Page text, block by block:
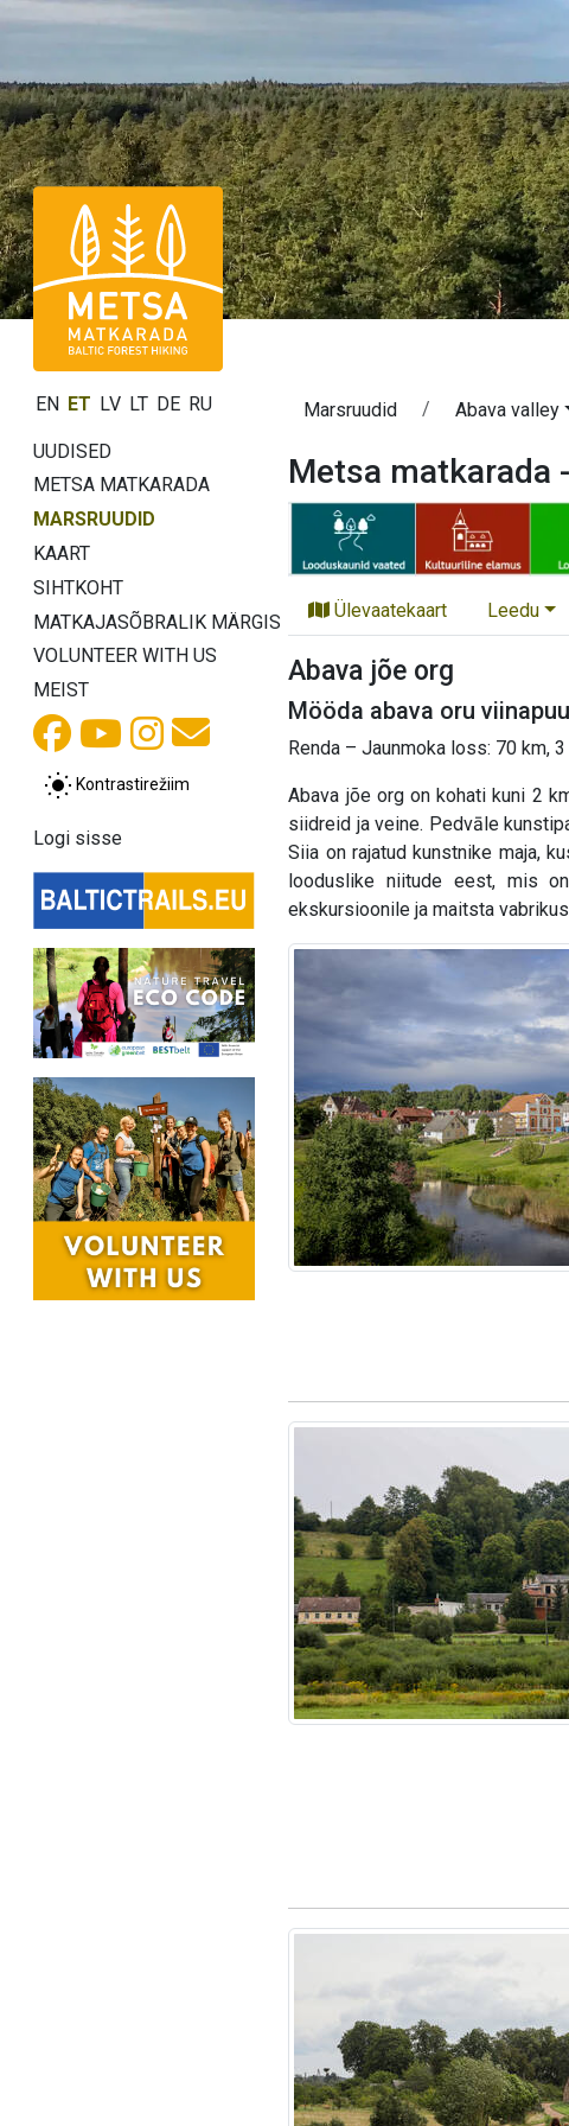
EN ET LV LT DE RU
UUDISED
METSA MATKARADA
MARSRUUDID
KAART
SIHTKOHT
MATKAJASÕBRALIK MÄRGIS
VOLUNTEER WITH US
MEIST
Kontrastirežiim
Logi sisse
Marsruudid Abava valley
Metsa matkarada
Ülevaatekaart Leedu
Abava jõe org
Mööda abava oru
Renda – Jaunmoka loss: 70 km, 3
Abava jõe org on kohati kuni 2
siidreid ja veine. Pedvāle
Siia on rajatud kunstnike maja,
looduslike niitude eest, mis
ekskursioonile ja maitsta